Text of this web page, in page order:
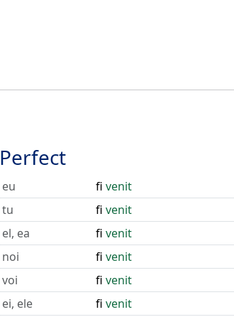
Perfect
eu fi venit
tu
fi venit
el, ea
fi venit
noi
fi venit
voi
fi venit
ei, ele
fi venit